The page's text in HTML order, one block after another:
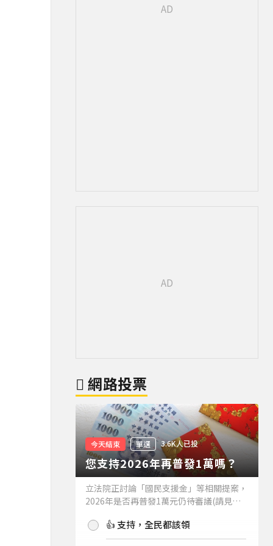
網路投票
今天結束 單選 3.6K人已投
您支持2026年再普發1萬嗎？
立法院正討論「國民支援金」等相關提案，
2026年是否再普發1萬元仍待審議(請見下
持嗎？👍 支持，全民都該領